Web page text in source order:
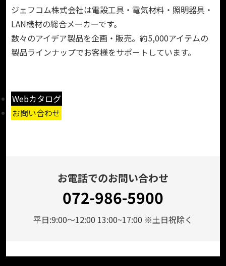
ジェフコム株式会社は電設工具・電気材料・照明器具・
LAN機材の総合メーカーです。
数々のアイデア製品を企画・販売。約5,000アイテムの
製品ラインナップでお客様をサポートしています。
Webカタログ
お問い合わせ
お電話でのお問い合わせ
072-986-5900
平日:9:00～12:00 13:00~17:00 ※土日祝除く